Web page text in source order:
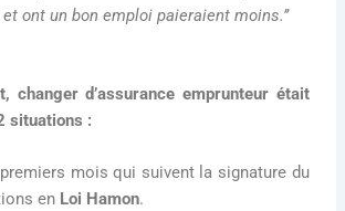
ont un bon emploi paieraient moins.’’
changer d’assurance emprunteur était
situations :
mois qui suivent la signature du
en Loi Hamon.